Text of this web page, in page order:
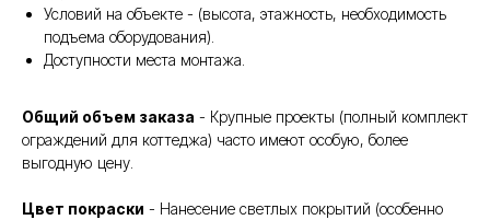
Условий на объекте - (высота, этажность, необходимость
подъема оборудования).
Доступности места монтажа.
Общий объем заказа - Крупные проекты (полный комплект
ограждений для коттеджа) часто имеют особую, более
выгодную цену.
Цвет покраски - Нанесение светлых покрытий (особенно